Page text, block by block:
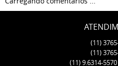
(11)
(11)
(11)9.6314-5570